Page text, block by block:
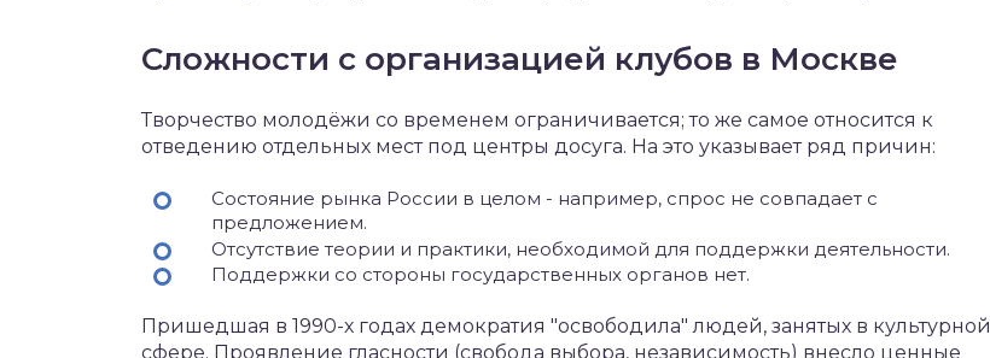
Сложности с организацией клубов в Москве
Творчество молодёжи со временем ограничивается; то же самое относится к
отведению отдельных мест под центры досуга. На это указывает ряд причин:
Состояние рынка России в целом - например, спрос не совпадает с
предложением.
Отсутствие теории и практики, необходимой для поддержки деятельности.
Поддержки со стороны государственных органов нет.
Пришедшая в 1990-х годах демократия "освободила" людей, занятых в культурной
сфере. Проявление гласности (свобода выбора, независимость) внесло ценные